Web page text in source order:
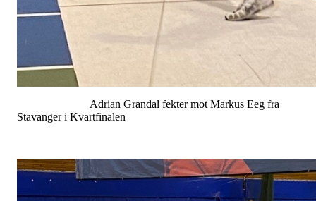
Adrian Grandal fekter mot Markus Eeg fra
Stavanger i Kvartfinalen